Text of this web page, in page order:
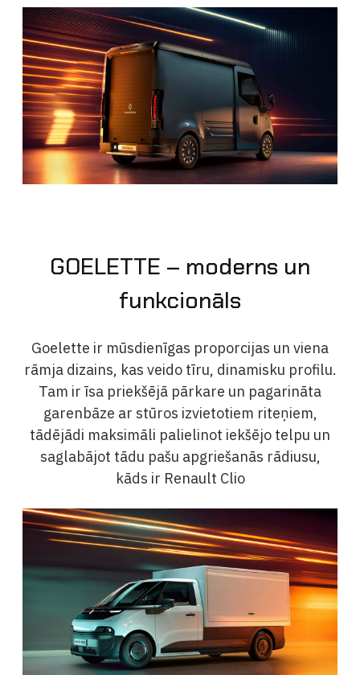
GOELETTE – moderns un
funkcionāls
Goelette ir mūsdienīgas proporcijas un viena
rāmja dizains, kas veido tīru, dinamisku profilu.
Tam ir īsa priekšējā pārkare un pagarināta
garenbāze ar stūros izvietotiem riteņiem,
tādējādi maksimāli palielinot iekšējo telpu un
saglabājot tādu pašu apgriešanās rādiusu,
kāds ir Renault Clio